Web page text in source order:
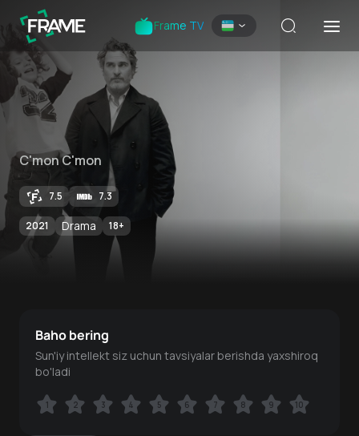
Frame TV
C'mon C'mon
7.5 7.3
2021 Drama 18+
Baho bering
Sun'iy intellekt siz uchun tavsiyalar berishda yaxshiroq
bo'ladi
1 2 3 4 5 6 7 8 9 10
1 2 3 4 5 6 7 8 9 10